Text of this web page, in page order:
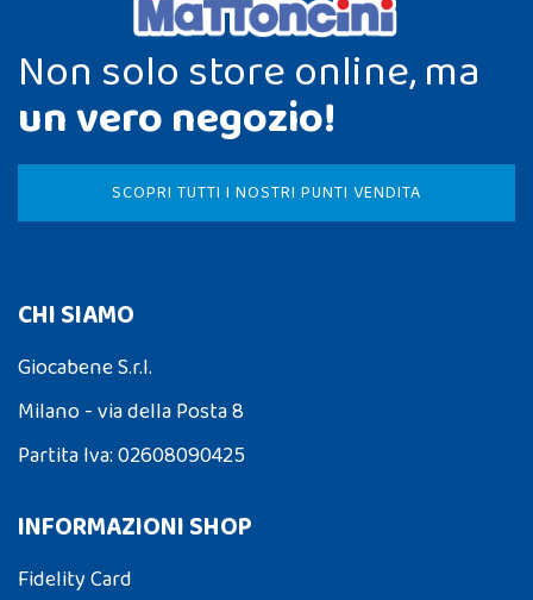
Non solo store online, ma
un vero negozio!
SCOPRI TUTTI I NOSTRI PUNTI VENDITA
CHI SIAMO
Giocabene S.r.l.
Milano - via della Posta 8
Partita Iva: 02608090425
INFORMAZIONI SHOP
Fidelity Card